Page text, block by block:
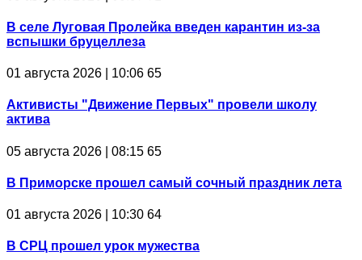
В селе Луговая Пролейка введен карантин из-за
вспышки бруцеллеза
01 августа 2026 | 10:06 65
Активисты "Движение Первых" провели школу
актива
05 августа 2026 | 08:15 65
В Приморске прошел самый сочный праздник лета
01 августа 2026 | 10:30 64
В СРЦ прошел урок мужества